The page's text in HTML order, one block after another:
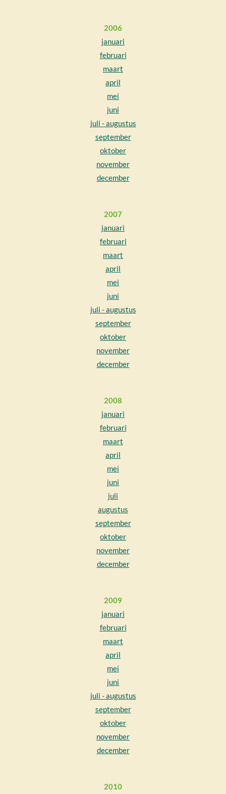
2006
januari
februari
maart
april
mei
juni
juli - augustus
september
oktober
november
december
2007
januari
februari
maart
april
mei
juni
juli - augustus
september
oktober
november
december
2008
januari
februari
maart
april
mei
juni
juli
augustus
september
oktober
november
december
2009
januari
februari
maart
april
mei
juni
juli - augustus
september
oktober
november
december
2010